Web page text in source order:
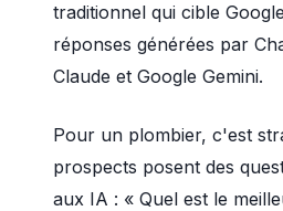
traditionnel qui cible
réponses générées par
Claude et Google Gemini.
Pour un plombier, c'est
prospects posent des
aux IA : « Quel est le